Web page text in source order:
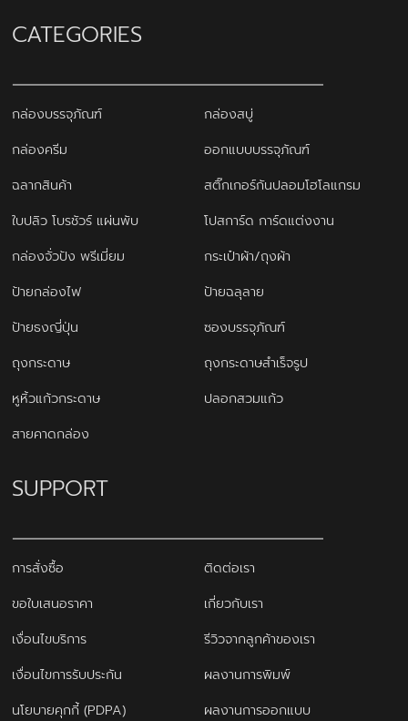
CATEGORIES
กล่องบรรจุภัณฑ์
กล่องสบู่
กล่องครีม
ออกแบบบรรจุภัณฑ์
ฉลากสินค้า
สติ๊กเกอร์กันปลอมโฮโลแกรม
ใบปลิว โบรชัวร์ แผ่นพับ
โปสการ์ด การ์ดแต่งงาน
กล่องจั่วปัง พรีเมี่ยม
กระเป๋าผ้า/ถุงผ้า
ป้ายกล่องไฟ
ป้ายฉลุลาย
ป้ายธงญี่ปุ่น
ซองบรรจุภัณฑ์
ถุงกระดาษ
ถุงกระดาษสำเร็จรูป
หูหิ้วแก้วกระดาษ
ปลอกสวมแก้ว
สายคาดกล่อง
SUPPORT
การสั่งซื้อ
ติดต่อเรา
ขอใบเสนอราคา
เกี่ยวกับเรา
เงื่อนไขบริการ
รีวิวจากลูกค้าของเรา
เงื่อนไขการรับประกัน
ผลงานการพิมพ์
นโยบายคุกกี้ (PDPA)
ผลงานการออกแบบ